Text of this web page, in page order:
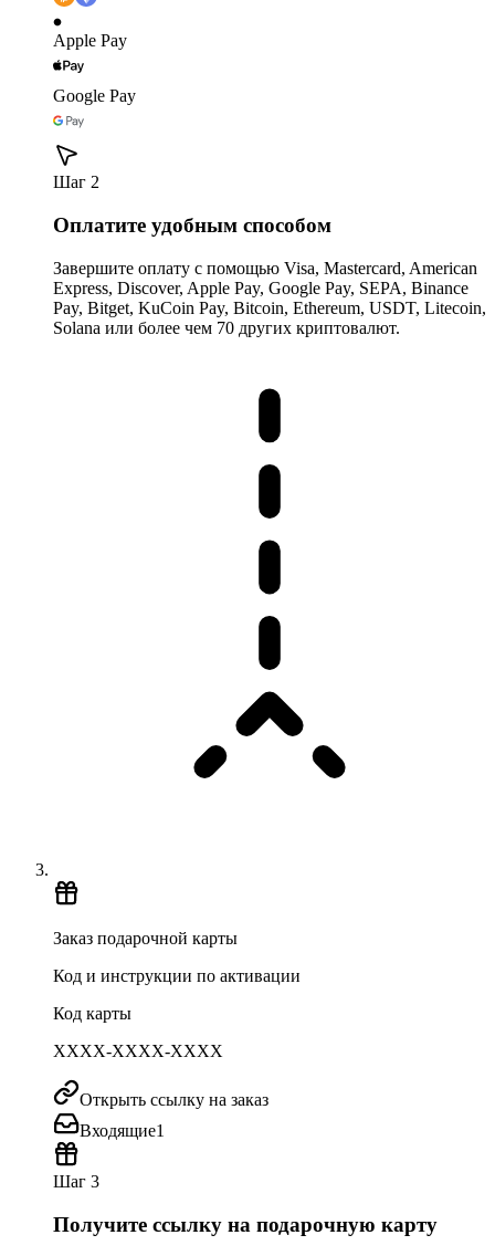
Apple Pay
Google Pay
Шаг 2
Оплатите удобным способом
Завершите оплату с помощью Visa, Mastercard, American
Express, Discover, Apple Pay, Google Pay, SEPA, Binance
Pay, Bitget, KuCoin Pay, Bitcoin, Ethereum, USDT, Litecoin,
Solana или более чем 70 других криптовалют.
Заказ подарочной карты
Код и инструкции по активации
Код карты
XXXX-XXXX-XXXX
Открыть ссылку на заказ
Входящие1
Шаг 3
Получите ссылку на подарочную карту